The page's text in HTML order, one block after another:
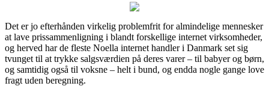
Det er jo efterhånden virkelig problemfrit for almindelige mennesker
at lave prissammenligning i blandt forskellige internet virksomheder,
og herved har de fleste Noella internet handler i Danmark set sig
tvunget til at trykke salgsværdien på deres varer – til babyer og børn,
og samtidig også til voksne – helt i bund, og endda nogle gange love
fragt uden beregning.